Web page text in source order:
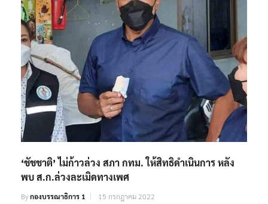
‘ชัชชาติ’ ไม่ก้าวล่วง สภา กทม. ให้สิทธิดำเนินการ หลัง
พบ ส.ก.ล่วงละเมิดทางเพศ
Byกองบรรณาธิการ 1 15 กรกฎาคม 2022